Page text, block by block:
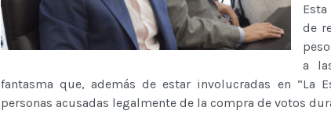
de
a
fantasma que, además de estar involucradas en “La
personas acusadas legalmente de la compra de votos